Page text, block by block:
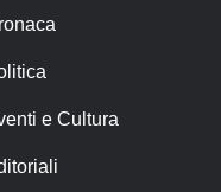
e Cultura